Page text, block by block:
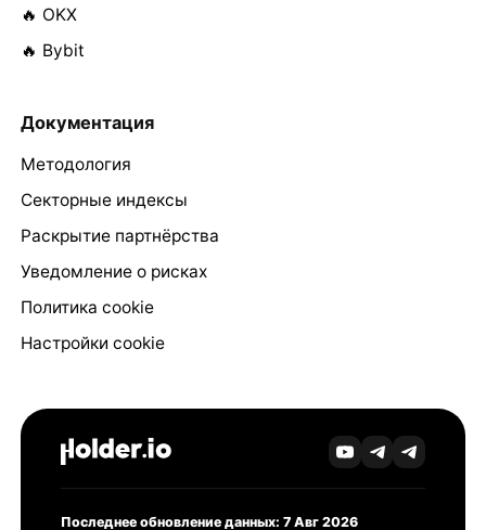
🔥 OKX
🔥 Bybit
Документация
Методология
Секторные индексы
Раскрытие партнёрства
Уведомление о рисках
Политика cookie
Настройки cookie
Последнее обновление данных: 7 Авг 2026